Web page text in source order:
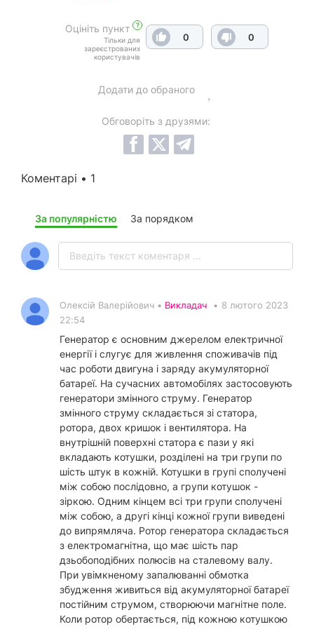
Оцініть пункт ?
Тільки для
зареєстрованих
користувачів
0 0
Додати до обраного
Обговоріть з друзями:
Коментарі • 1
За популярністю За порядком
Олексій Валерійович • Викладач • 8 лютого 2023
22:54
Генератор є основним джерелом електричної
енергії і слугує для живлення споживачів під
час роботи двигуна і заряду акумуляторної
батареї. На сучасних автомобілях застосовують
генератори змінного струму. Генератор
змінного струму складається зі статора,
ротора, двох кришок і вентилятора. На
внутрішній поверхні статора є пази у які
вкладають котушки, розділені на три групи по
шість штук в кожній. Котушки в групі сполучені
між собою послідовно, а групи котушок -
зіркою. Одним кінцем всі три групи сполучені
між собою, а другі кінці кожної групи виведені
до випрямляча. Ротор генератора складається
з електромагнітна, що має шість пар
дзьобоподібних полюсів на сталевому валу.
При увімкненому запалюванні обмотка
збудження живиться від акумуляторної батареї
постійним струмом, створюючи магнітне поле.
Коли ротор обертається, під кожною котушкою